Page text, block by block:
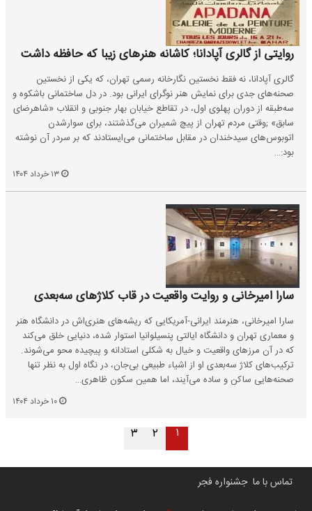
روایتی از گالری آپادانا؛ کاشانه هنرهای زیبا که حافظه داشت
گالری آپادانا، نه فقط نخستین نگارخانه رسمی تهران، که یکی از نخستین
صحنه‌های جدی برای نمایش هنر نوگرای ایرانی بود. در دل ساختمانی باشکوه و
سه‌طبقه از دوران پهلوی اول، در تقاطع خیابان بهار جنوبی و انقلاب «شاهرضای
سابق» ;وقتی مردم تهران از پیچ شمیران می‌گذشتند، برای سوارشدن
اتوبوس‌های سیدخندان در مقابل ساختمانی می‌ایستادند که بر سردر آن نوشته
بود:…
سارا امیرخانی و روایت واقعیت در قاب کلاژهای سه‌بعدی
سارا امیرخانی، هنرمند ایرانی-آمریکایی که ریشه‌های هنری‌اش در دانشگاه هنر
و معماری تهران و دانشگاه ایالتی پنسیلوانیا استوار شده، دنیایی خلق می‌کند
که در آن مرزهای واقعیت و خیال به شکلی استادانه و پیچیده محو می‌شوند.
ترکیب‌های کلاژ سه‌بعدی او از اشیاء طبیعی بی‌جان، در نگاه اول به نظر تنها
صحنه‌هایی ساکن و ساده می‌آیند، اما همین سکون ظاهری…
۱ ۲ ۳
تماس با ما جشنواره فجر